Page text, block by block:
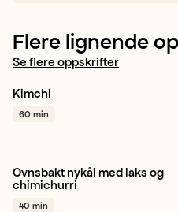
Flere lignende
Se flere oppskrifter
Gul løk
Vegetar / plantebasert
Kimchi
60 min
Norsk
Sommerkål
Ovnsbakt nykål med laks og
chimichurri
40 min